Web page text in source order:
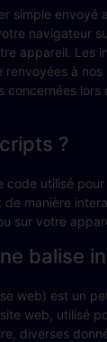
simple envoyé
navigateur
appareil. Les
à nos
lors
?
code utilisé
manière
sur votre
balise
web) est un
web, utilisé
diverses